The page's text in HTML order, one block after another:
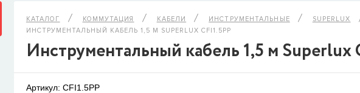
КАТАЛОГ КОММУТАЦИЯ КАБЕЛИ ИНСТРУМЕНТАЛЬНЫЕ SUPERLUX
ИНСТРУМЕНТАЛЬНЫЙ КАБЕЛЬ 1,5 М SUPERLUX CFI1.5PP
Инструментальный кабель 1,5 м Superlux
Артикул: CFI1.5PP